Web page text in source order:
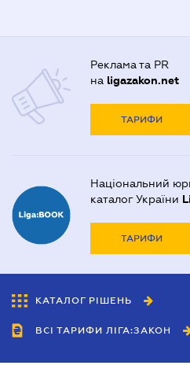
Реклама та PR
на ligazakon.net
ТАРИФИ
Національний
каталог України
ТАРИФИ
КАТАЛОГ РІШЕНЬ
ВСІ ТАРИФИ ЛІГА:ЗАКОН